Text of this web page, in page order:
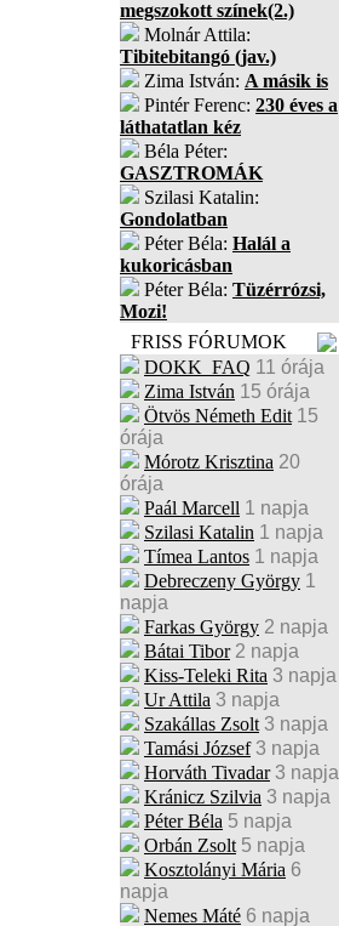
megszokott színek(2.)
Molnár Attila:
Tibitebitangó (jav.)
Zima István: A másik is
Pintér Ferenc: 230 éves a
láthatatlan kéz
Béla Péter:
GASZTROMÁK
Szilasi Katalin:
Gondolatban
Péter Béla: Halál a
kukoricásban
Péter Béla: Tüzérrózsi,
Mozi!
FRISS FÓRUMOK
DOKK_FAQ 11 órája
Zima István 15 órája
Ötvös Németh Edit 15
órája
Mórotz Krisztina 20
órája
Paál Marcell 1 napja
Szilasi Katalin 1 napja
Tímea Lantos 1 napja
Debreczeny György 1
napja
Farkas György 2 napja
Bátai Tibor 2 napja
Kiss-Teleki Rita 3 napja
Ur Attila 3 napja
Szakállas Zsolt 3 napja
Tamási József 3 napja
Horváth Tivadar 3 napja
Kránicz Szilvia 3 napja
Péter Béla 5 napja
Orbán Zsolt 5 napja
Kosztolányi Mária 6
napja
Nemes Máté 6 napja